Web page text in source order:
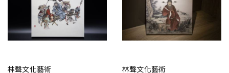
林聲文化藝術 林聲文化藝術